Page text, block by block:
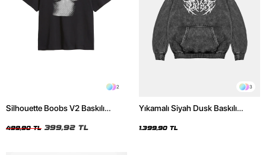
2
Silhouette Boobs V2 Baskılı
499,90 TL 399,92 TL
3
Yıkamalı Siyah Dusk Baskılı
1.399,90 TL